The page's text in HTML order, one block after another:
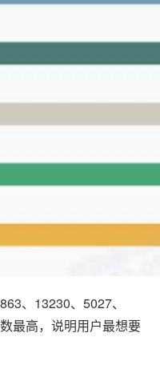
、13230、5027、
最高，说明用户最想要